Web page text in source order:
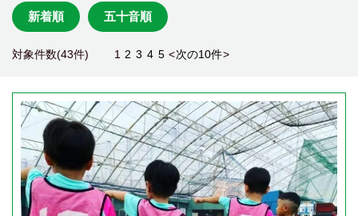
新着順 五十音順
対象件数(43件) 1 2 3 4 5 <次の10件>